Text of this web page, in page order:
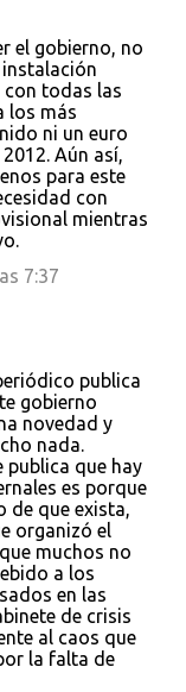
el gobierno, no
con todas las
los más
ni un euro
Aún así,
para este
con
mientras
7:37
publica
gobierno
novedad y
nada.
publica que hay
es porque
de que exista,
organizó el
muchos no
a los
en las
de crisis
al caos que
la falta de